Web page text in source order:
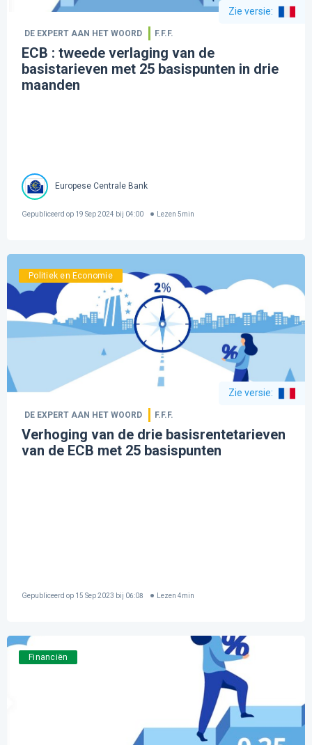
Zie versie:
DE EXPERT AAN HET WOORD F.F.F.
ECB : tweede verlaging van de
basistarieven met 25 basispunten in drie
maanden
Europese Centrale Bank
Gepubliceerd op 19 Sep 2024 bij 04:00 Lezen 5min
Politiek en Economie
Zie versie:
DE EXPERT AAN HET WOORD F.F.F.
Verhoging van de drie basisrentetarieven
van de ECB met 25 basispunten
Gepubliceerd op 15 Sep 2023 bij 06:08 Lezen 4min
Financiën